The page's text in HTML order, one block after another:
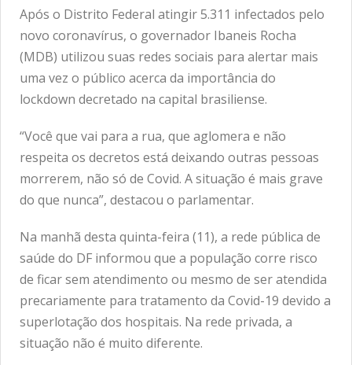
Após o Distrito Federal atingir 5.311 infectados pelo
novo coronavírus, o governador Ibaneis Rocha
(MDB) utilizou suas redes sociais para alertar mais
uma vez o público acerca da importância do
lockdown decretado na capital brasiliense.
“Você que vai para a rua, que aglomera e não
respeita os decretos está deixando outras pessoas
morrerem, não só de Covid. A situação é mais grave
do que nunca”, destacou o parlamentar.
Na manhã desta quinta-feira (11), a rede pública de
saúde do DF informou que a população corre risco
de ficar sem atendimento ou mesmo de ser atendida
precariamente para tratamento da Covid-19 devido a
superlotação dos hospitais. Na rede privada, a
situação não é muito diferente.